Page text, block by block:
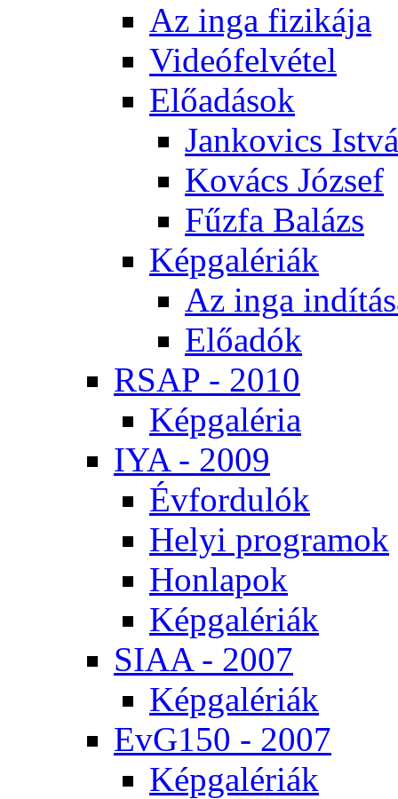
Az in­ga fi­zi­ká­ja
Vi­de­ó­fel­vé­tel
Elő­adá­sok
Jan­ko­vics
Ko­vács Jó­zsef
Fűz­fa Ba­lázs
Kép­ga­lé­ri­ák
Az in­ga
Elő­adók
RSAP - 2010
Kép­ga­lé­ria
IYA - 2009
Év­for­du­lók
He­lyi prog­ra­mok
Hon­la­pok
Kép­ga­lé­ri­ák
SI­AA - 2007
Kép­ga­lé­ri­ák
EvG150 - 2007
Kép­ga­lé­ri­ák